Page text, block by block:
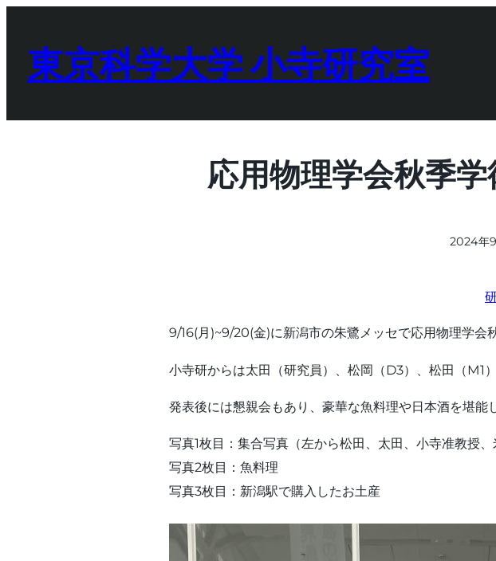
東京科学大学 小寺研究室
応用物理学会秋季
2024年
9/16(月)~9/20(金)に新潟市の朱鷺メッセで応用物理学会
小寺研からは太田（研究員）、松岡（D3）、松田（M1
発表後には懇親会もあり、豪華な魚料理や日本酒を堪能
写真1枚目：集合写真（左から松田、太田、小寺准教授、
写真2枚目：魚料理
写真3枚目：新潟駅で購入したお土産